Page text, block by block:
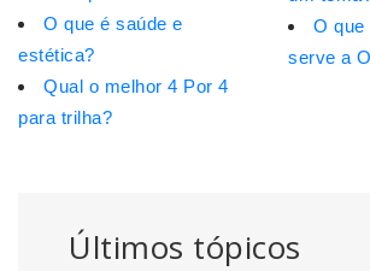
Últimos tópicos
O que é saúde e
estética?
Qual o melhor 4 Por 4
para trilha?
O que
serve a